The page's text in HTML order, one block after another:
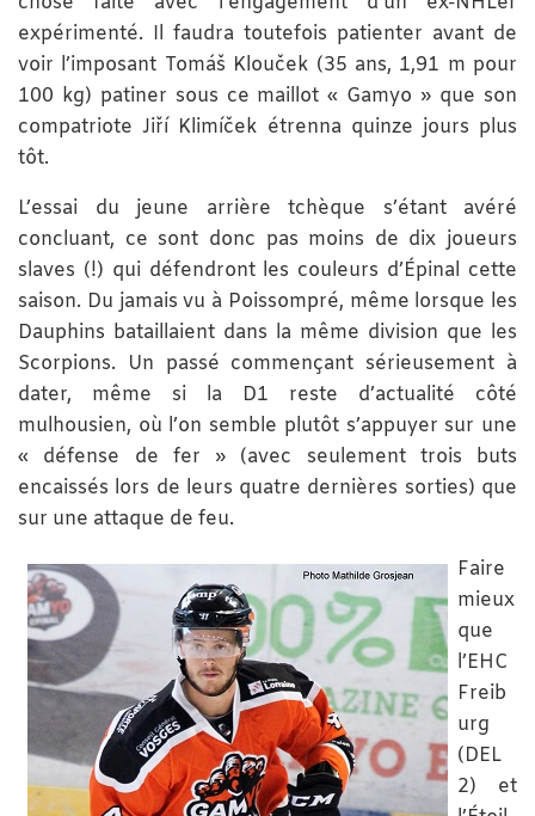
expérimenté. Il faudra toutefois patienter avant de
voir l’imposant Tomáš Klouček (35 ans, 1,91 m pour
100 kg) patiner sous ce maillot « Gamyo » que son
compatriote Jiří Klimíček étrenna quinze jours plus
tôt.
L’essai du jeune arrière tchèque s’étant avéré
concluant, ce sont donc pas moins de dix joueurs
slaves (!) qui défendront les couleurs d’Épinal cette
saison. Du jamais vu à Poissompré, même lorsque les
Dauphins bataillaient dans la même division que les
Scorpions. Un passé commençant sérieusement à
dater, même si la D1 reste d’actualité côté
mulhousien, où l’on semble plutôt s’appuyer sur une
« défense de fer » (avec seulement trois buts
encaissés lors de leurs quatre dernières sorties) que
sur une attaque de feu.
Faire
mieux
que
l’EHC
Freib
urg
(DEL
2) et